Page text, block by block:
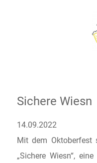
Sichere Wiesn
14.09.2022
Mit dem Oktoberfest
„Sichere Wiesn“,